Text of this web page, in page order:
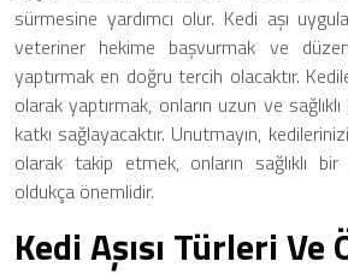
sürmesine yardımcı olur. Kedi aşı
veteriner hekime başvurmak ve
yaptırmak en doğru tercih olacaktır.
olarak yaptırmak, onların uzun ve
katkı sağlayacaktır. Unutmayın,
olarak takip etmek, onların sağlıklı
oldukça önemlidir.
Kedi Aşısı Türleri